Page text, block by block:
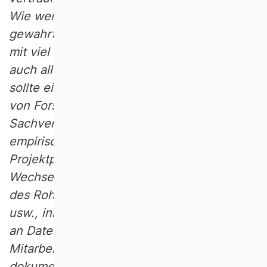
Wie werden die Interessen der Autor/innen
gewahrt, die die Daten unter Umständen
mit viel Aufwand gesammelt haben und nun
auch alleine davon profitieren wollen? Wie
sollte eine revisionssichere Dokumentation
von Forschungsarbeiten aussehen? Welche
Sachverhalte ‑ insbesondere bei
empirischen Untersuchungen (z.B.
Projektpläne, Publikationsprojektpläne,
Wechsel von Autorenschaften, Anpassung
des Rohdatensatzes durch Bereinigungen
usw., inhaltliches vs. rechtliches Eigentum
an Daten und Erkenntnissen, Art der
Mitarbeit usw.) sollen in welcher Weise